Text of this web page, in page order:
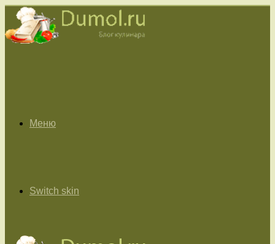
Меню
Switch skin